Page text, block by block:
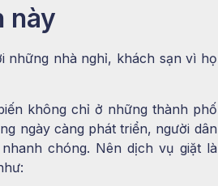
này
những nhà nghỉ, khách sạn vì họ
không chỉ ở những thành phố
ngày càng phát triển, người dân
chóng. Nên dịch vụ giặt là